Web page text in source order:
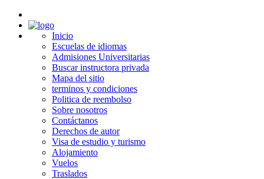
Inicio
Escuelas de idiomas
Admisiones Universitarias
Buscar instructora privada
Mapa del sitio
terminos y condiciones
Politica de reembolso
Sobre nosotros
Contáctanos
Derechos de autor
Visa de estudio y turismo
Alojamiento
Vuelos
Traslados